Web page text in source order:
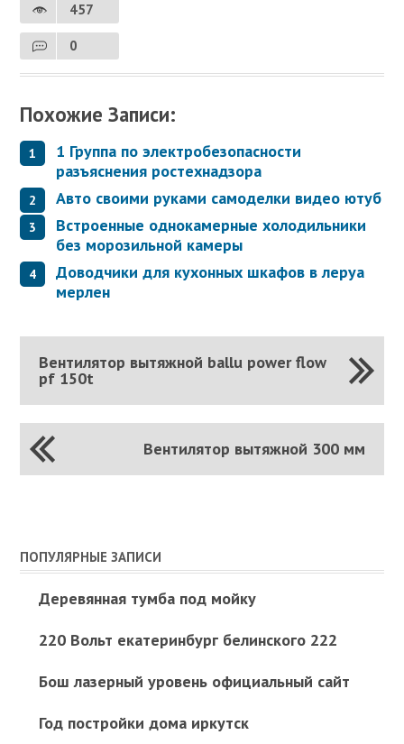
457
0
Похожие Записи:
1 Группа по электробезопасности
разъяснения ростехнадзора
Авто своими руками самоделки видео ютуб
Встроенные однокамерные холодильники
без морозильной камеры
Доводчики для кухонных шкафов в леруа
мерлен
Вентилятор вытяжной ballu power flow
pf 150t
Вентилятор вытяжной 300 мм
ПОПУЛЯРНЫЕ ЗАПИСИ
Деревянная тумба под мойку
220 Вольт екатеринбург белинского 222
Бош лазерный уровень официальный сайт
Год постройки дома иркутск